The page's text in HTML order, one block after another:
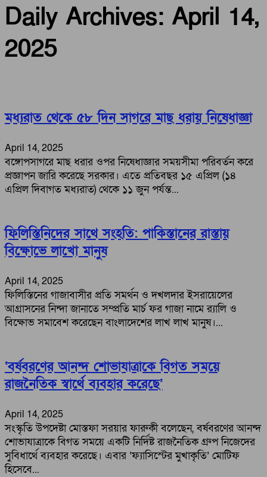
Daily Archives: April 14,
2025
মধ্যরাত থেকে ৫৮ দিন সাগরে মাছ ধরায় নিষেধাজ্ঞা
April 14, 2025
বঙ্গোপসাগরে মাছ ধরার ওপর নিষেধাজ্ঞার সময়সীমা পরিবর্তন করে
প্রজ্ঞাপন জারি করেছে সরকার। এতে প্রতিবছর ১৫ এপ্রিল (১৪
এপ্রিল দিবাগত মধ্যরাত) থেকে ১১ জুন পর্যন্ত...
ফিলিস্তিনিদের সাথে সংহতি: পাকিস্তানের রাস্তায়
বিক্ষোভে লাখো মানুষ
April 14, 2025
ফিলিস্তিনের গাজাবাসীর প্রতি সমর্থন ও দখলদার ইসরায়েলের
আগ্রাসনের নিন্দা জানাতে সম্প্রতি মার্চ ফর গাজা নামে র‌্যালি ও
বিক্ষোভ সমাবেশ করেছেন বাংলাদেশের লাখ লাখ মানুষ।...
‘বর্ষবরণের আনন্দ শোভাযাত্রাকে বিগত সময়ে
রাজনৈতিক স্বার্থে ব্যবহার করেছে’
April 14, 2025
সংস্কৃতি উপদেষ্টা মোস্তফা সরয়ার ফারুকী বলেছেন, বর্ষবরণের আনন্দ
শোভাযাত্রাকে বিগত সময়ে একটি নির্দিষ্ট রাজনৈতিক গ্রুপ নিজেদের
সুবিধার্থে ব্যবহার করেছে। এবার ‘ফ্যাসিস্টের মুখাকৃতি’ মোটিফ
হিসেবে...